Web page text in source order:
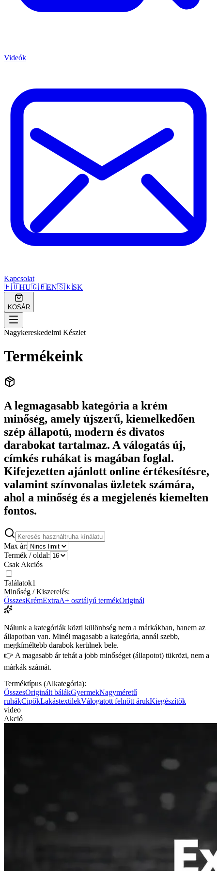
Videók
Kapcsolat
🇭🇺HU🇬🇧EN🇸🇰SK
KOSÁR
Nagykereskedelmi Készlet
Termékeink
A legmagasabb kategória a krém
minőség, amely újszerű, kiemelkedően
szép állapotú, modern és divatos
darabokat tartalmaz. A válogatás új,
címkés ruhákat is magában foglal.
Kifejezetten ajánlott online értékesítésre,
valamint színvonalas üzletek számára,
ahol a minőség és a megjelenés kiemelten
fontos.
Max ár:
Termék / oldal:
Csak Akciós
Találatok1
Minőség / Kiszerelés:
ÖsszesKrémExtraA+ osztályú termékOriginál
Nálunk a kategóriák közti különbség nem a márkákban, hanem az
állapotban van. Minél magasabb a kategória, annál szebb,
megkíméltebb darabok kerülnek bele.
👉 A magasabb ár tehát a jobb minőséget (állapotot) tükrözi, nem a
márkák számát.
Terméktípus (Alkategória):
ÖsszesOriginált bálákGyermekNagyméretű
ruhákCipőkLakástextilekVálogatott felnőtt árukKiegészítők
video
Akció